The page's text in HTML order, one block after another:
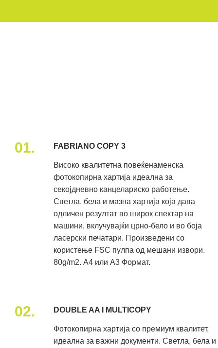
01. FABRIANO COPY 3
Високо квалитетна повеќенаменска
фотокопирна хартија идеална за
секојдневно канцелариско работење.
Светла, бела и мазна хартија која дава
одличен резултат во широк спектар на
машини, вклучувајќи црно-бело и во боја
ласерски печатари. Произведени со
користење FSC пулпа од мешани извори.
80g/m2. А4 или А3 Формат.
02. DOUBLE AA I MULTICOPY
Фотокопирна хартија со премиум квалитет,
идеална за важни документи. Светла, бела и